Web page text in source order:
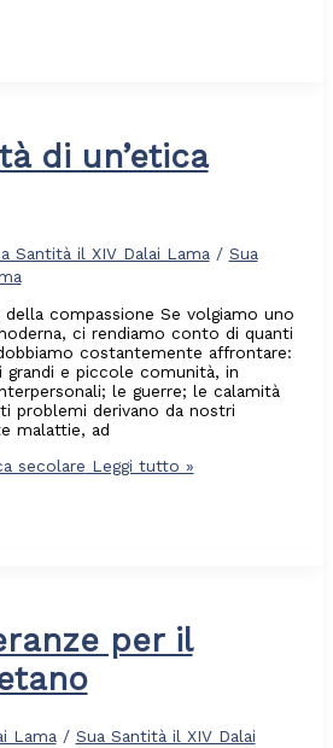
di un’etica
Santità il XIV Dalai Lama / Sua
della compassione Se volgiamo uno
ci rendiamo conto di quanti
costantemente affrontare:
grandi e piccole comunità, in
le guerre; le calamità
problemi derivano da nostri
malattie, ad
secolare Leggi tutto »
per il
Lama/ Sua Santità il XIV Dalai